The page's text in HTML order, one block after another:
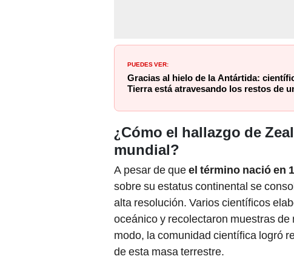
PUEDES VER:
Gracias al hielo de la Antártida:
Tierra está atravesando los restos de
¿Cómo el hallazgo de
mundial?
A pesar de queel término nació en
sobre su estatus continental se
alta resolución. Varios científicos
oceánico y recolectaron muestras
modo, la comunidad científica logró
de esta masa terrestre.